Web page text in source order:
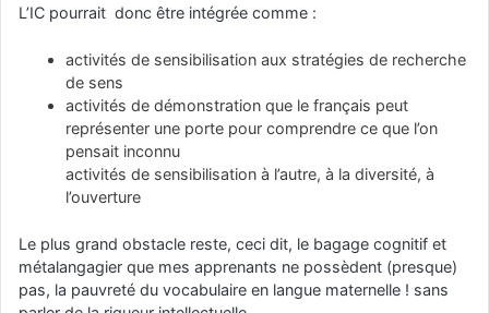
L’IC pourrait donc être intégrée comme :
activités de sensibilisation aux stratégies de recherche
de sens
activités de démonstration que le français peut
représenter une porte pour comprendre ce que l’on
pensait inconnu
activités de sensibilisation à l’autre, à la diversité, à
l’ouverture
Le plus grand obstacle reste, ceci dit, le bagage cognitif et
métalangagier que mes apprenants ne possèdent (presque)
pas, la pauvreté du vocabulaire en langue maternelle ! sans